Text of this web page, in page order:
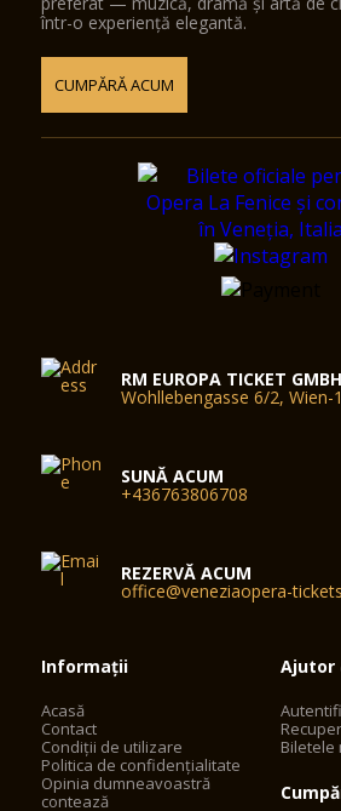
într-o experiență elegantă.
CUMPĂRĂ ACUM
RM EUROPA TICKET GMBH
Wohllebengasse 6/2, Wien-
SUNĂ ACUM
+436763806708
REZERVĂ ACUM
office@veneziaopera-
Informații
Acasă
Contact
Condiții de utilizare
Politica de confidențialitate
Opinia dumneavoastră
contează
Ajutor
Biletele